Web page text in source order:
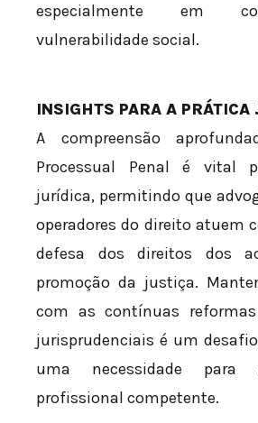
especialmente em
vulnerabilidade social.
INSIGHTS PARA A PRÁTICA
A compreensão
Processual Penal é vital
jurídica, permitindo que
operadores do direito atuem
defesa dos direitos dos
promoção da justiça.
com as contínuas
jurisprudenciais é um
uma necessidade para
profissional competente.